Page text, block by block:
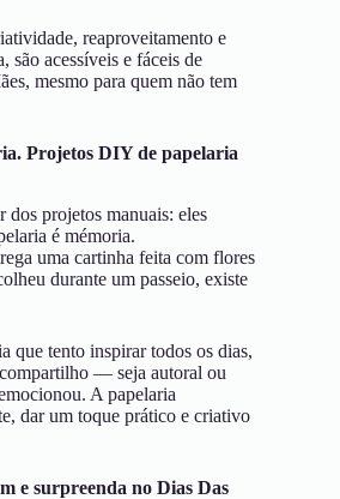
reaproveitamento e
são acessíveis e fáceis de
mesmo para quem não tem
Projetos DIY de papelaria
dos projetos manuais: eles
é mémoria.
uma cartinha feita com flores
durante um passeio, existe
que tento inspirar todos os dias,
— seja autoral ou
A papelaria
dar um toque prático e criativo
e surpreenda no Dias Das